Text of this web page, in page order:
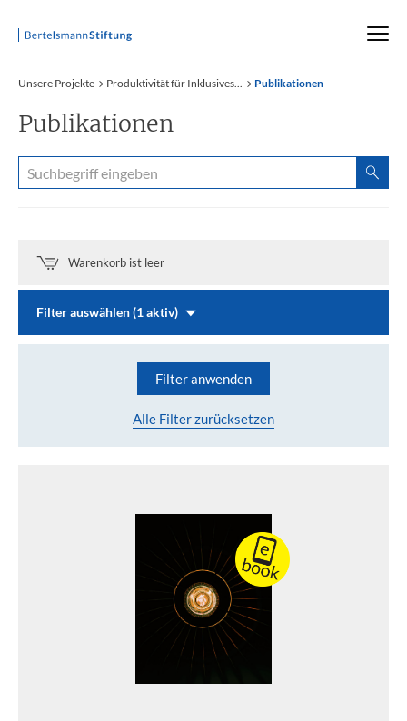
Startseite
Unsere Projekte Produktivität für Inklusives... Publikationen
Publikationen
Warenkorb ist leer
Filter auswählen (1 aktiv)
Filter anwenden
Alle Filter zurücksetzen